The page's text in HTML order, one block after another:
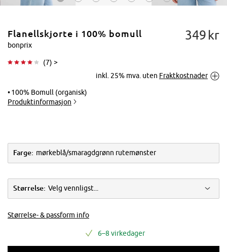
Trykk for å
Flanellskjorte i 100% bomull
bonprix
(7) >
349 kr
inkl. 25% mva. uten Fraktkostnader
100% Bomull (organisk)
Produktinformasjon
Farge: mørkeblå/smaragdgrønn rutemønster
Størrelse: Velg vennligst...
Størrelse- & passform info
6–8 virkedager